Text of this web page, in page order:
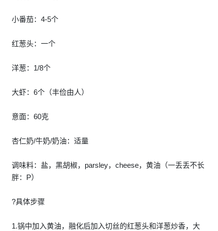
小番茄：4-5个
红葱头：一个
洋葱：1/8个
大虾：6个（丰俭由人）
意面：60克
杏仁奶/牛奶/奶油：适量
调味料：盐，黑胡椒，parsley，cheese，黄油（一丢丢不长
胖：P）
?具体步骤
1.锅中加入黄油，融化后加入切丝的红葱头和洋葱炒香，大